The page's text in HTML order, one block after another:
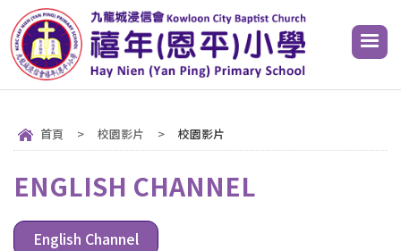
首頁 > 校園影片 > 校園影片
ENGLISH CHANNEL
English Channel